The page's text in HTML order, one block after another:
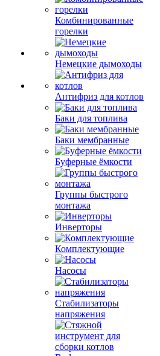
Комбинированные
горелки
Немецкие дымоходы
Антифриз для котлов
Баки для топлива
Баки мембранные
Буферные ёмкости
Группы быстрого
монтажа
Инверторы
Комплектующие
Насосы
Стабилизаторы
напряжения